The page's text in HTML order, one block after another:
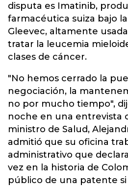
disputa es Imatinib,
farmacéutica suiza bajo
Gleevec, altamente
tratar la leucemia
clases de cáncer.
"No hemos cerrado la
negociación, la
no por mucho tiempo",
noche en una entrevista
ministro de Salud,
admitió que su oficina
administrativo que
vez en la historia de
público de una patente